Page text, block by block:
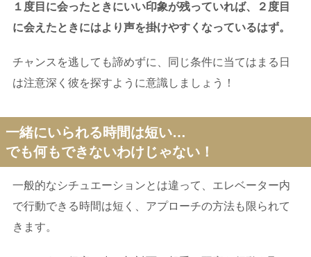
１度目に会ったときにいい印象が残っていれば、２度目
に会えたときにはより声を掛けやすくなっているはず。
チャンスを逃しても諦めずに、同じ条件に当てはまる日
は注意深く彼を探すように意識しましょう！
一緒にいられる時間は短い…
でも何もできないわけじゃない！
一般的なシチュエーションとは違って、エレベーター内
で行動できる時間は短く、アプローチの方法も限られて
きます。